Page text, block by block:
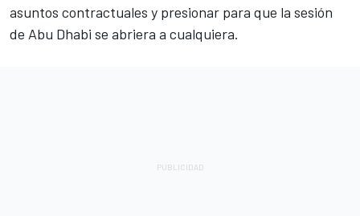
asuntos contractuales y presionar para que la sesión
de Abu Dhabi se abriera a cualquiera.